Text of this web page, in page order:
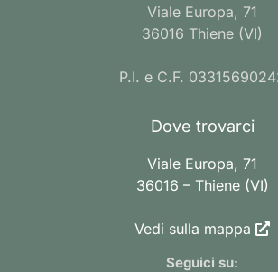
Viale Europa, 71
36016 Thiene (VI)
P.I. e C.F.
Dove trovarci
Viale Europa, 71
36016 – Thiene (VI)
Vedi sulla mappa
Seguici su: